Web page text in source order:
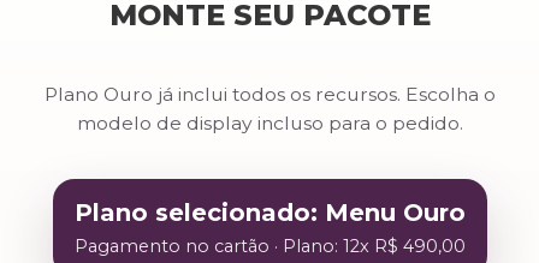
MONTE SEU PACOTE
Plano Ouro já inclui todos os recursos. Escolha o
modelo de display incluso para o pedido.
Plano selecionado: Menu Ouro
Pagamento no cartão · Plano: 12x R$ 490,00